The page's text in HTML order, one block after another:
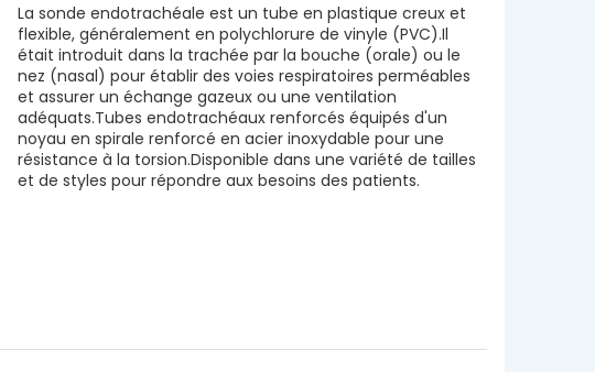
La sonde endotrachéale est un tube en plastique creux et
flexible, généralement en polychlorure de vinyle (PVC).Il
était introduit dans la trachée par la bouche (orale) ou le
nez (nasal) pour établir des voies respiratoires perméables
et assurer un échange gazeux ou une ventilation
adéquats.Tubes endotrachéaux renforcés équipés d'un
noyau en spirale renforcé en acier inoxydable pour une
résistance à la torsion.Disponible dans une variété de tailles
et de styles pour répondre aux besoins des patients.